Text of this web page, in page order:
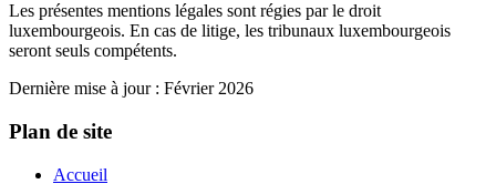
Les présentes mentions légales sont régies par le droit
luxembourgeois. En cas de litige, les tribunaux luxembourgeois
seront seuls compétents.
Dernière mise à jour : Février 2026
Plan de site
Accueil